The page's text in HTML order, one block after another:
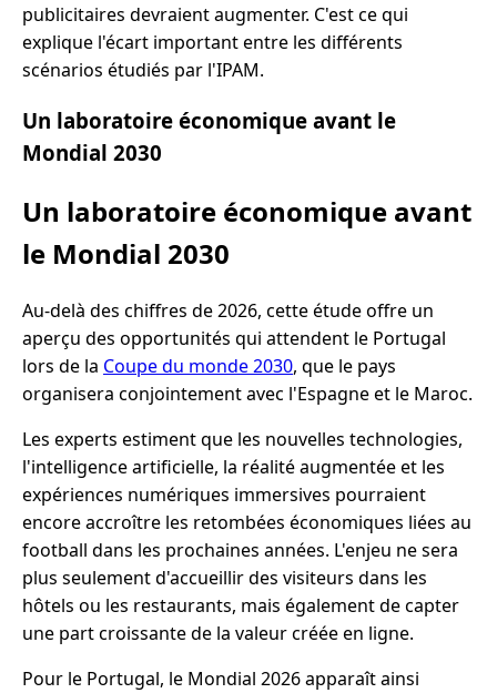
publicitaires devraient augmenter. C'est ce qui
explique l'écart important entre les différents
scénarios étudiés par l'IPAM.
Un laboratoire économique avant le
Mondial 2030
Un laboratoire économique avant
le Mondial 2030
Au-delà des chiffres de 2026, cette étude offre un
aperçu des opportunités qui attendent le Portugal
lors de la Coupe du monde 2030, que le pays
organisera conjointement avec l'Espagne et le Maroc.
Les experts estiment que les nouvelles technologies,
l'intelligence artificielle, la réalité augmentée et les
expériences numériques immersives pourraient
encore accroître les retombées économiques liées au
football dans les prochaines années. L'enjeu ne sera
plus seulement d'accueillir des visiteurs dans les
hôtels ou les restaurants, mais également de capter
une part croissante de la valeur créée en ligne.
Pour le Portugal, le Mondial 2026 apparaît ainsi